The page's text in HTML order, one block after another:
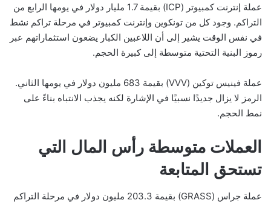
عملة إنترنت كمبيوتر (ICP) بقيمة 1.7 مليار دولار في يومها الرابع من
التراكم. وجود كل من تونكوين وإنترنت كمبيوتر في مرحلة تراكم نشط
في نفس الوقت يشير إلى أن اللاعبين الكبار يضعون استثماراتهم عبر
رموز البنية التحتية متوسطة إلى كبيرة الحجم.
عملة فينيس توكين (VVV) بقيمة 683 مليون دولار في يومها الثاني.
الرمز لا يزال جديدًا نسبيًا في الإشارة لكنه يجذب الانتباه بناءً على
نمط الحجم.
العملات متوسطة رأس المال التي
تستحق المتابعة
عملة جراس (GRASS) بقيمة 203.3 مليون دولار في مرحلة التراكم